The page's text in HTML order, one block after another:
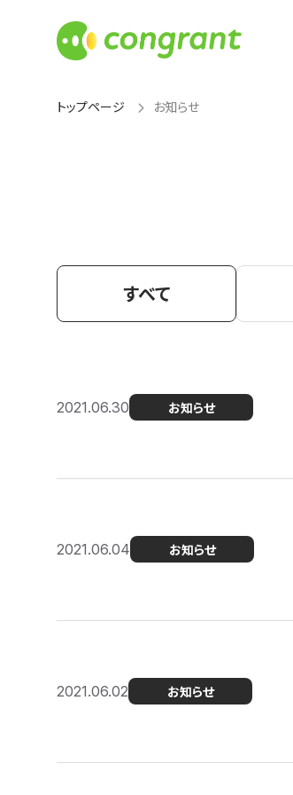
トップページ お知らせ
すべて
2021.06.30 お知らせ
2021.06.04 お知らせ
2021.06.02 お知らせ